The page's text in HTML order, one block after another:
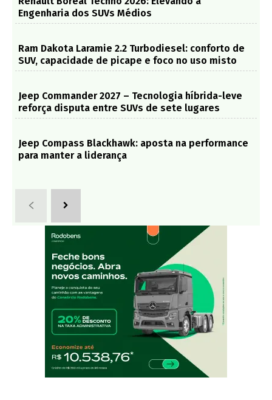
Engenharia dos SUVs Médios
Ram Dakota Laramie 2.2 Turbodiesel: conforto de
SUV, capacidade de picape e foco no uso misto
Jeep Commander 2027 – Tecnologia híbrida-leve
reforça disputa entre SUVs de sete lugares
Jeep Compass Blackhawk: aposta na performance
para manter a liderança